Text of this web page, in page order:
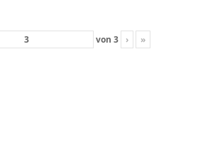
von 3 › »